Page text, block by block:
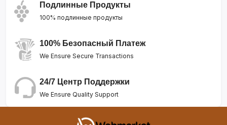
Подлинные Продукты
100% подлинные продукты
100% Безопасный Платеж
We Ensure Secure Transactions
24/7 Центр Поддержки
We Ensure Quality Support